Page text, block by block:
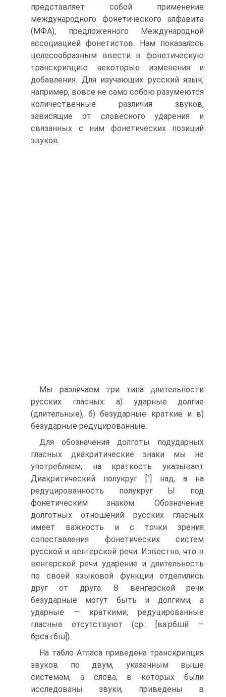
представляет собой применение
международного фонетического алфавита
(МФА), предложенного Международной
ассоциацией фонетистов. Нам показалось
целесообразным ввести в фонетическую
транскрипцию некоторые изменения и
добавления. Для изучающих русский язык,
например, вовсе не само собою разумеются
количественные различия звуков,
зависящие от словесного ударения и
связанных с ним фонетических позиций
звуков.
Мы различаем три типа длительности
русских гласных: а) ударные долгие
(длительные), б) безударные краткие и в)
безударные редуцированные.
Для обозначения долготы подударных
гласных диакритические знаки мы не
употребляем, на краткость указывает
Диакритический полукруг ["] над, а на
редуцированность полукруг Ы под
фонетическим знаком. Обозначение
долготных отношений русских гласных
имеет важность и с точки зрения
сопоставления фонетических систем
русской и венгерской речи. Известно, что в
венгерской речи ударение и длительность
по своей языковой функции отделились
друг от друга. В венгерской речи
безударные могут быть и долгими, а
ударные — краткими, редуцированные
гласные отсутствуют (ср.: [ва:рбшй —
брса.гбш]).
На табло Атласа приведена транскрипция
звуков по двум, указанным выше
системам, а слова, в которых были
исследованы звуки, приведены в